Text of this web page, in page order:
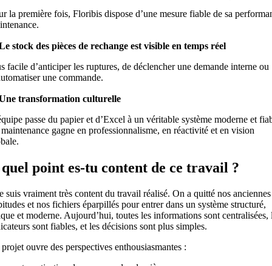
la première fois, Floribis dispose d’une mesure fiable de sa
stock des pièces de rechange est visible en temps réel
facile d’anticiper les ruptures, de déclencher une demande interne ou
une commande.
transformation culturelle
passe du papier et d’Excel à un véritable système moderne et
gagne en professionnalisme, en réactivité et en vision
point es-tu content de ce travail ?
suis vraiment très content du travail réalisé. On a quitté nos anciennes
et nos fichiers éparpillés pour entrer dans un système structuré,
et moderne. Aujourd’hui, toutes les informations sont centralisées,
sont fiables, et les décisions sont plus simples.
ouvre des perspectives enthousiasmantes :